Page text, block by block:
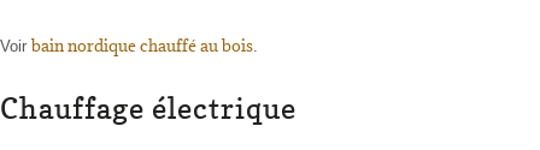
Voir bain nordique chauffé au bois
Chauffage électrique